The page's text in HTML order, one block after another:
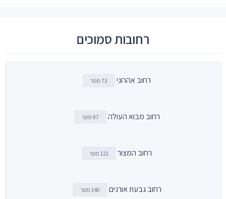
רחובות סמוכים
רחוב אהרוני 73 מטר
רחוב מבוא העולה 97 מטר
רחוב המצור 121 מטר
רחוב גבעת אורנים 140 מטר